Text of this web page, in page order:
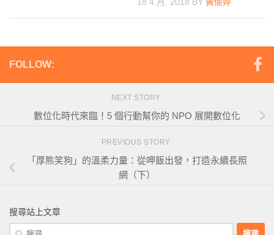
FOLLOW:
NEXT STORY
數位化時代來臨！5 個行動幫你的 NPO 展開數位化
PREVIOUS STORY
「厚熊笑狗」的溫柔力量：從呷飯出發，打造永續長照
網（下）
搜尋站上文章
搜